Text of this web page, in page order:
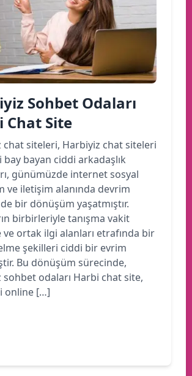
Sohbet Odaları
Chat Site
chat siteleri, Harbiyiz chat siteleri
bay bayan ciddi arkadaşlık
günümüzde internet sosyal
ve iletişim alanında devrim
bir dönüşüm yaşatmıştır.
birbirleriyle tanışma vakit
ve ortak ilgi alanları etrafında bir
şekilleri ciddi bir evrim
Bu dönüşüm sürecinde,
sohbet odaları Harbi chat site,
online […]